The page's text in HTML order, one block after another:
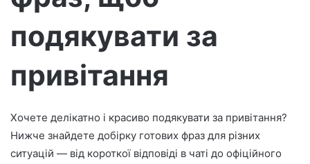
т
е
е
о
н
подякувати за
привітання
Хочете делікатно і красиво подякувати за привітання?
Нижче знайдете добірку готових фраз для різних
ситуацій — від короткої відповіді в чаті до офіційного